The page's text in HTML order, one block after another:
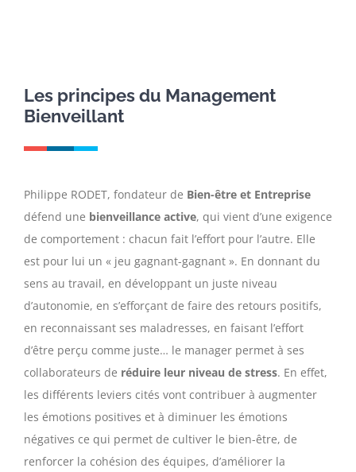
Les principes du Management
Bienveillant
Philippe RODET, fondateur de Bien-être et Entreprise
défend une bienveillance active, qui vient d’une exigence
de comportement : chacun fait l’effort pour l’autre. Elle
est pour lui un « jeu gagnant-gagnant ». En donnant du
sens au travail, en développant un juste niveau
d’autonomie, en s’efforçant de faire des retours positifs,
en reconnaissant ses maladresses, en faisant l’effort
d’être perçu comme juste… le manager permet à ses
collaborateurs de réduire leur niveau de stress. En effet,
les différents leviers cités vont contribuer à augmenter
les émotions positives et à diminuer les émotions
négatives ce qui permet de cultiver le bien-être, de
renforcer la cohésion des équipes, d’améliorer la